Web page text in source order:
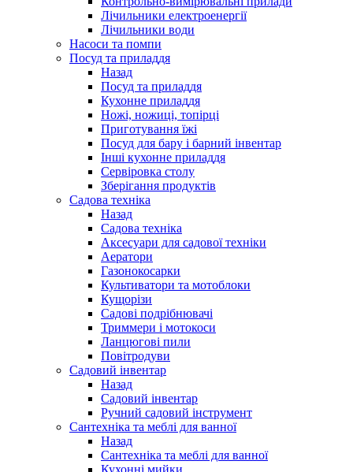
Лічильники електроенергії
Лічильники води
Насоси та помпи
Посуд та приладдя
Назад
Посуд та приладдя
Кухонне приладдя
Ножі, ножиці, топірці
Приготування їжі
Посуд для бару і барний інвентар
Інші кухонне приладдя
Сервіровка столу
Зберігання продуктів
Садова техніка
Назад
Садова техніка
Аксесуари для садової техніки
Аератори
Газонокосарки
Культиватори та мотоблоки
Кущорізи
Садові подрібнювачі
Триммери і мотокоси
Ланцюгові пили
Повітродуви
Садовий інвентар
Назад
Садовий інвентар
Ручний садовий інструмент
Сантехніка та меблі для ванної
Назад
Сантехніка та меблі для ванної
Кухонні мийки